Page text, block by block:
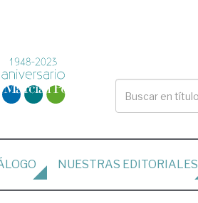
NUESTRAS EDITORIALES